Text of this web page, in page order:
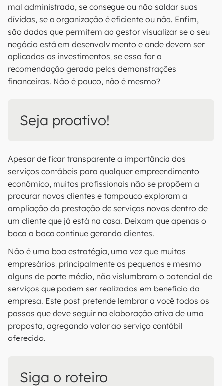
mal administrada, se consegue ou não saldar suas
dívidas, se a organização é eficiente ou não. Enfim,
são dados que permitem ao gestor visualizar se o seu
negócio está em desenvolvimento e onde devem ser
aplicados os investimentos, se essa for a
recomendação gerada pelas demonstrações
financeiras. Não é pouco, não é mesmo?
Seja proativo!
Apesar de ficar transparente a importância dos
serviços contábeis para qualquer empreendimento
econômico, muitos profissionais não se propõem a
procurar novos clientes e tampouco exploram a
ampliação da prestação de serviços novos dentro de
um cliente que já está na casa. Deixam que apenas o
boca a boca continue gerando clientes.
Não é uma boa estratégia, uma vez que muitos
empresários, principalmente os pequenos e mesmo
alguns de porte médio, não vislumbram o potencial de
serviços que podem ser realizados em benefício da
empresa. Este post pretende lembrar a você todos os
passos que deve seguir na elaboração ativa de uma
proposta, agregando valor ao serviço contábil
oferecido.
Siga o roteiro